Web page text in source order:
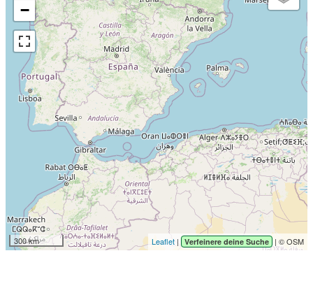
−
300 km Leaflet | Verfeinere deine Suche | © OSM